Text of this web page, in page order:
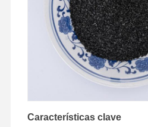
En Casa Productos
Características clave